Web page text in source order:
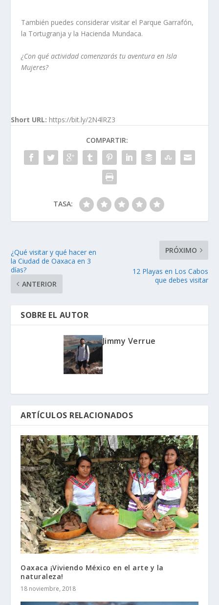
También puedes considerar visitar el Parque Garrafón,
la Tortugranja y la Hacienda Mundaca.
¿Con qué actividad comenzarás tu aventura en Isla
Mujeres?
Short URL: https://bit.ly/2N4lRZ3
COMPARTIR:
TASA:
¿Qué visitar y qué hacer en
la Ciudad de Oaxaca en 3
días?
ANTERIOR
PRÓXIMO
12 Playas en Los Cabos
que debes visitar
SOBRE EL AUTOR
Jimmy Verrue
ARTÍCULOS RELACIONADOS
Oaxaca ¡Viviendo México en el arte y la
naturaleza!
18 noviembre, 2018